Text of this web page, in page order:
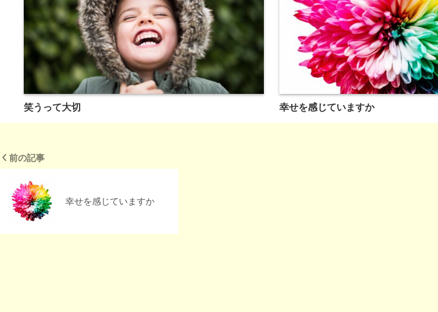
笑うって大切 幸せを感じていますか
前の記事
幸せを感じていますか